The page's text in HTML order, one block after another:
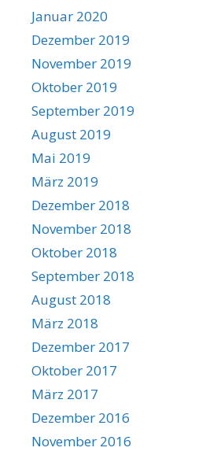
Januar 2020
Dezember 2019
November 2019
Oktober 2019
September 2019
August 2019
Mai 2019
März 2019
Dezember 2018
November 2018
Oktober 2018
September 2018
August 2018
März 2018
Dezember 2017
Oktober 2017
März 2017
Dezember 2016
November 2016